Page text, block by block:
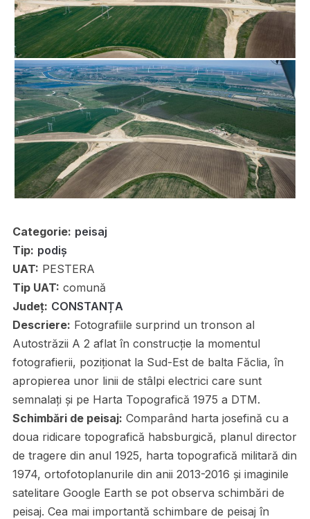
Categorie: peisaj
Tip: podiș
UAT: PESTERA
Tip UAT: comună
Județ: CONSTANȚA
Descriere: Fotografiile surprind un tronson al
Autostrăzii A 2 aflat în construcție la momentul
fotografierii, poziționat la Sud-Est de balta Făclia, în
apropierea unor linii de stâlpi electrici care sunt
semnalați și pe Harta Topografică 1975 a DTM.
Schimbări de peisaj: Comparând harta josefină cu a
doua ridicare topografică habsburgică, planul director
de tragere din anul 1925, harta topografică militară din
1974, ortofotoplanurile din anii 2013-2016 și imaginile
satelitare Google Earth se pot observa schimbări de
peisaj. Cea mai importantă schimbare de peisaj în